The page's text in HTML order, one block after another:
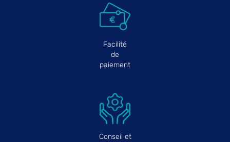
Facilité
de
paiement
Conseil et